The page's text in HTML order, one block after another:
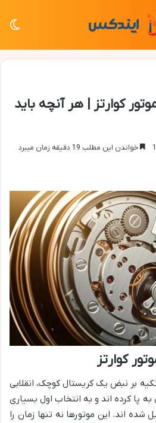
کوارتز | هر آنچه باید
خواندن این مطلب 19 دقیقه زمان میبرد
کوارتز
بر نبض یک کریستال کوچک، انقلابی
پا کرده اند و به انتخاب اول بسیاری
شده اند. این موتورها نه تنها زمان را